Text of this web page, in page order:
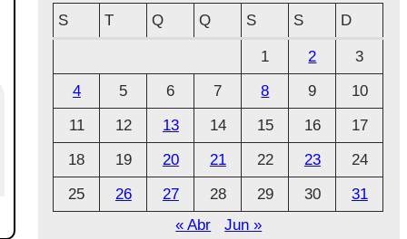
q
S
T Q Q S S D
1 2
3
4
5 6 7 8 9
10
11
12 13 14 15 16
17
18
19 20 21 22 23
24
25
26 27 28 29 30
31
« Abr
Jun »